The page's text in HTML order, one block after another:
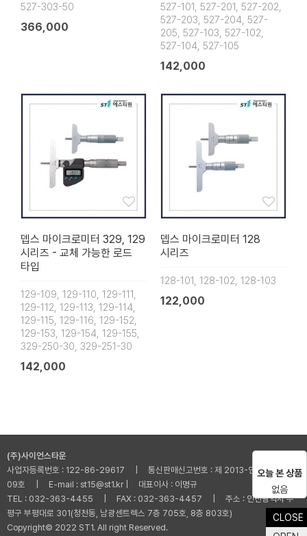
527-303-50
366,000
527-101, 527-201, 527-202,
527-203, 527-204, 527-
205, 527-103, 527-102,
527-104, 527-105
142,000
뎁스 마이크로미터 329, 129
시리즈 - 교체 가능한 로드
타입
129-109, 129-110, 129-111,
129-112, 129-113, 129-114,
129-115, 129-116, 129-152,
129-153, 129-154, 129-155,
329-250-30, 329-251-30
142,000
뎁스 마이크로미터 128
시리즈
128-101, 128-102, 128-103
122,000
(주)사이언스타운
사업자등록번호 : 122-86-29617 | 통신판매신고번호 : 제 2013-인천부평-001
09호 | E-mail : st15@st1.kr | 대표이사 : 이명규
TEL : 032-363-4455 | FAX : 032-363-4457 | 주소 : 인천광역시 부
평구 부평대로 301(청천동, 남광센트렉스 7층 705호, 8층 803호)
Copyright© 2022 ST1. All right Reserved.
CLOSE
오늘 본 상품
없음